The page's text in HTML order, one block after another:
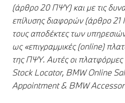
(άρθρο 20 ΠΨΥ) και με τις
επίλυσης διαφορών (άρθρο 21
τους αποδέκτες των
ως «επιγραμμικές (online)
της ΠΨΥ. Αυτές οι πλατφόρμες
Stock Locator, BMW Online
Appointment & BMW